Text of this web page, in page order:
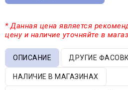
* Данная цена является
цену и наличие уточняйте в
ОПИСАНИЕ ДРУГИЕ
НАЛИЧИЕ В МАГАЗИНАХ